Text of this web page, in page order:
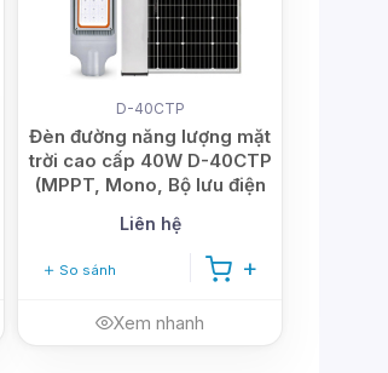
D-40CTP
Đèn đường năng lượng mặt
trời cao cấp 40W D-40CTP
(MPPT, Mono, Bộ lưu điện
Liên hệ
So sánh
Xem nhanh